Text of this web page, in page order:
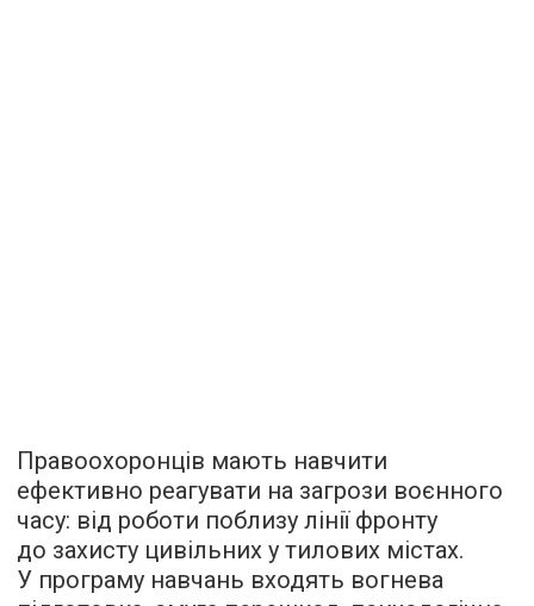
Правоохоронців мають навчити
ефективно реагувати на загрози воєнного
часу: від роботи поблизу лінії фронту
до захисту цивільних у тилових містах.
У програму навчань входять вогнева